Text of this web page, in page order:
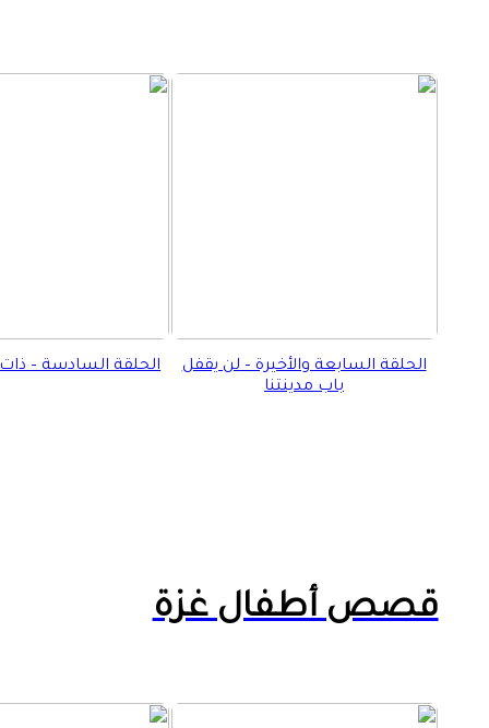
الحلقة السابعة والأخيرة – لن يقفل
باب مدينتنا
الحلقة السادسة – ذات
قصص أطفال غزة